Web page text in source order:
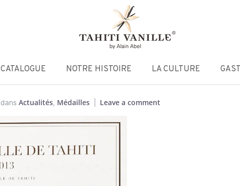
CATALOGUE NOTRE HISTOIRE LA CULTURE
dans Actualités, Médailles Leave a comment